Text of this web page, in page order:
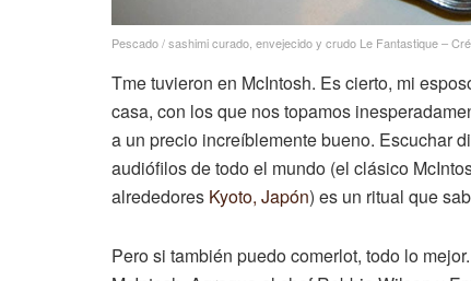
Pescado / sashimi curado, envejecido y crudo Le Fantastique –
Tme tuvieron en McIntosh. Es cierto, mi
casa, con los que nos topamos
a un precio increíblemente bueno. Escuchar
audiófilos de todo el mundo (el clásico
alrededores Kyoto, Japón) es un ritual que
Pero si también puedo comerlot, todo lo